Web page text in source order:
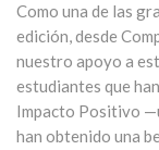
Como una de las
edición, desde
nuestro apoyo a
estudiantes que
Impacto Positivo
han obtenido una